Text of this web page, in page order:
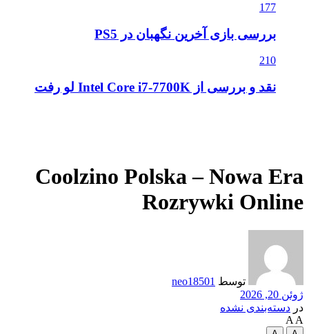
177
بررسی بازی آخرین نگهبان در PS5
210
نقد و بررسی از Intel Core i7-7700K لو رفت
Coolzino Polska – Nowa Era
Rozrywki Online
توسط neo18501
ژوئن 20, 2026
در دسته‌بندی نشده
A A